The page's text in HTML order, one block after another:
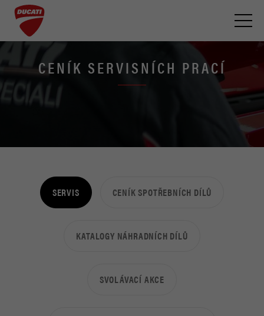
ÚVOD
AKTUÁLNÍ NABÍDKA
SERVIS
DIAVEL
XDIAVEL
MONSTER
MULTISTRADA
CENÍK SERVISNÍCH PRACÍ
SERVIS CENÍK SPOTŘEBNÍCH DÍLŮ
KATALOGY NÁHRADNÍCH DÍLŮ
SVOLÁVACÍ AKCE